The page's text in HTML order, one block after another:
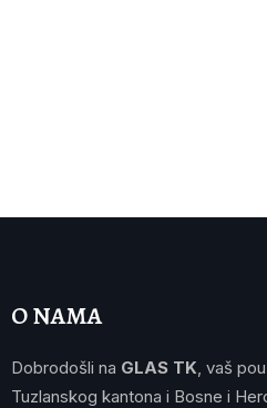
O NAMA
Dobrodošli na GLAS TK , vaš
Tuzlanskog kantona i Bosne i